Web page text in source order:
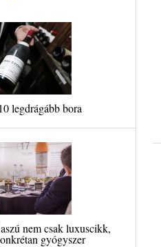
legdrágább bora
nem csak luxuscikk,
gyógyszer